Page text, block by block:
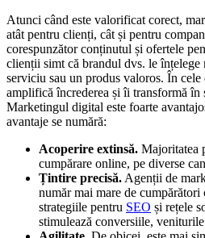
Atunci când este valorificat corect,
atât pentru clienți, cât și pentru
corespunzător conținutul și ofertele
clienții simt că brandul dvs. le înțelege
serviciu sau un produs valoros. În
amplifică încrederea și îi transformă
Marketingul digital este foarte
avantaje se numără:
Acoperire extinsă. Majoritatea
cumpărare online, pe diverse
Țintire precisă. Agenții de
număr mai mare de
strategiile pentru SEO și rețele
stimulează conversiile,